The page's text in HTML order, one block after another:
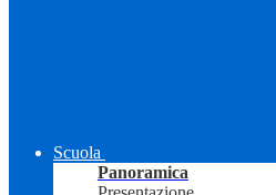
Scuola
Panoramica